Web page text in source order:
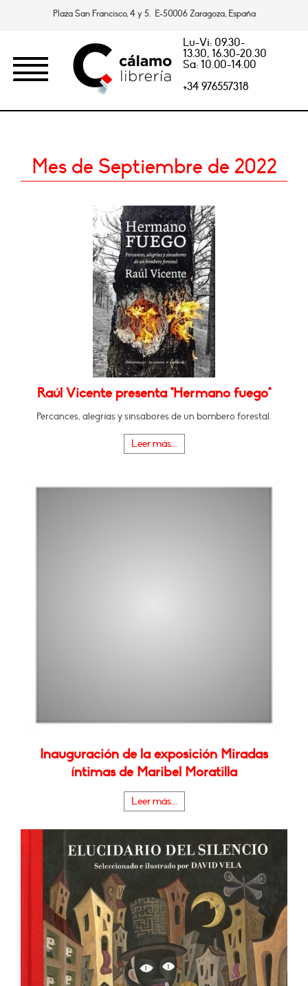
Plaza San Francisco, 4 y 5. E-50006 Zaragoza, España
Lu-Vi: 09.30-
13.30, 16.30-20.30
Sa: 10.00-14.00
+34 976557318
Mes de Septiembre de 2022
Raúl Vicente presenta "Hermano fuego"
Percances, alegrías y sinsabores de un bombero forestal.
Leer más...
Inauguración de la exposición Miradas
íntimas de Maribel Moratilla
Leer más...